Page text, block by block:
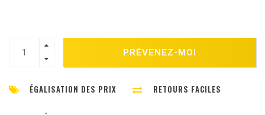
PRÉVENEZ-MOI
ÉGALISATION DES PRIX RETOURS FACILES